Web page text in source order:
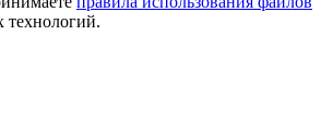
технологий.